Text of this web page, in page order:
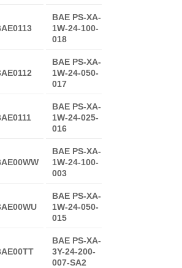
BAE PS-XA-
1W-24-100-
018
BAE PS-XA-
1W-24-050-
017
BAE PS-XA-
1W-24-025-
016
BAE PS-XA-
1W-24-100-
003
BAE PS-XA-
1W-24-050-
015
BAE PS-XA-
3Y-24-200-
007-SA2